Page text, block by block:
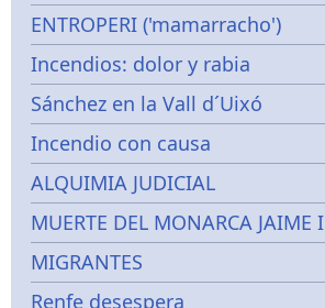
ENTROPERI ('mamarracho')
Incendios: dolor y rabia
Sánchez en la Vall d´Uixó
Incendio con causa
ALQUIMIA JUDICIAL
MUERTE DEL MONARCA JAIME I
MIGRANTES
Renfe desespera